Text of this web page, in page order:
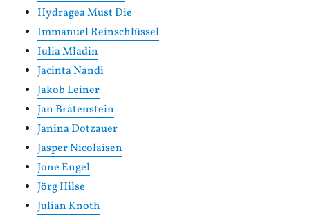
Hydragea Must Die
Immanuel Reinschlüssel
Iulia Mladin
Jacinta Nandi
Jakob Leiner
Jan Bratenstein
Janina Dotzauer
Jasper Nicolaisen
Jone Engel
Jörg Hilse
Julian Knoth